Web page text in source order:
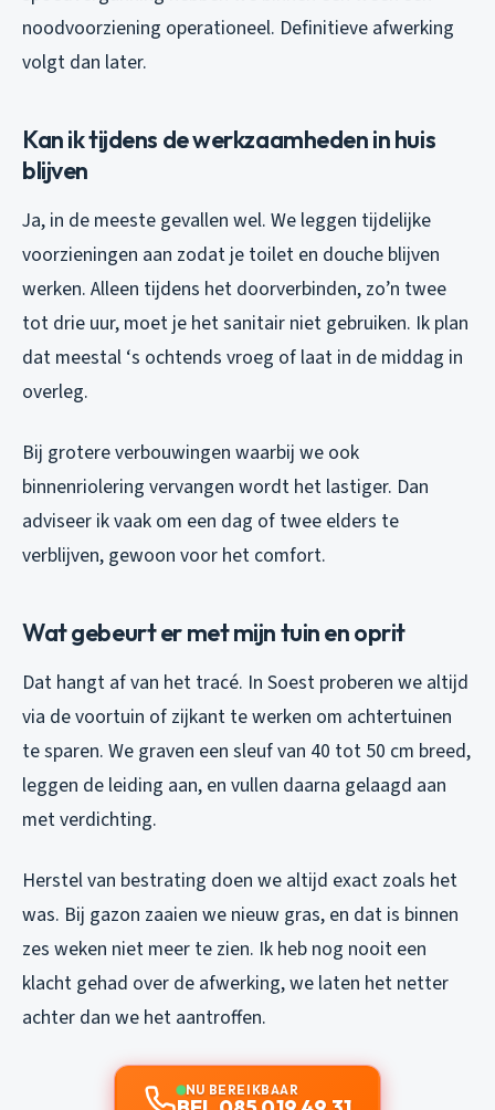
noodvoorziening operationeel. Definitieve afwerking
volgt dan later.
Kan ik tijdens de werkzaamheden in huis
blijven
Ja, in de meeste gevallen wel. We leggen tijdelijke
voorzieningen aan zodat je toilet en douche blijven
werken. Alleen tijdens het doorverbinden, zo’n twee
tot drie uur, moet je het sanitair niet gebruiken. Ik plan
dat meestal ‘s ochtends vroeg of laat in de middag in
overleg.
Bij grotere verbouwingen waarbij we ook
binnenriolering vervangen wordt het lastiger. Dan
adviseer ik vaak om een dag of twee elders te
verblijven, gewoon voor het comfort.
Wat gebeurt er met mijn tuin en oprit
Dat hangt af van het tracé. In Soest proberen we altijd
via de voortuin of zijkant te werken om achtertuinen
te sparen. We graven een sleuf van 40 tot 50 cm breed,
leggen de leiding aan, en vullen daarna gelaagd aan
met verdichting.
Herstel van bestrating doen we altijd exact zoals het
was. Bij gazon zaaien we nieuw gras, en dat is binnen
zes weken niet meer te zien. Ik heb nog nooit een
klacht gehad over de afwerking, we laten het netter
achter dan we het aantroffen.
NU BEREIKBAAR